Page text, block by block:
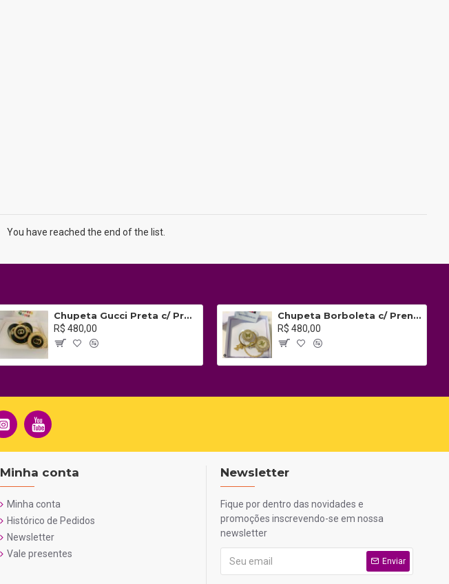
You have reached the end of the list.
Chupeta Gucci Preta c/ Prendedor
R$ 480,00
Chupeta Borboleta c/ Prendedor Inicial
R$ 480,00
Minha conta
Minha conta
Histórico de Pedidos
Newsletter
Vale presentes
Newsletter
Fique por dentro das novidades e
promoções inscrevendo-se em nossa
newsletter
Enviar